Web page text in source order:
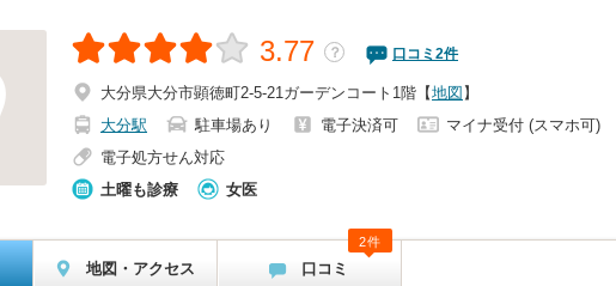
3.77 ？ 口コミ 2件
大分県大分市顕徳町2-5-21ガーデンコート1階 【地図 】
大分駅
駐車場あり 電子決済可
マイナ受付 (スマホ可)
電子処方せん対応
土曜も診療
女医
地図・アクセス 口コミ
2件